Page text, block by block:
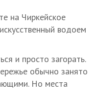
на Чиркейское
водоем
и просто загорать.
обычно занято
Но места